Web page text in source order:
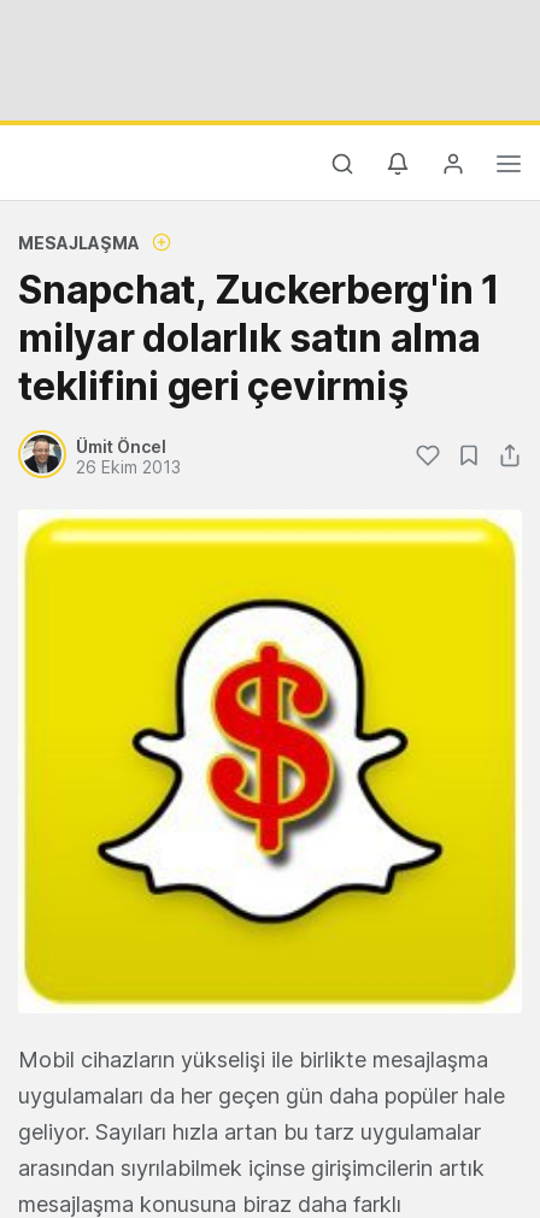
MESAJLAŞMA
Snapchat, Zuckerberg'in 1
milyar dolarlık satın alma
teklifini geri çevirmiş
Ümit Öncel
26 Ekim 2013
Mobil cihazların yükselişi ile birlikte mesajlaşma
uygulamaları da her geçen gün daha popüler hale
geliyor. Sayıları hızla artan bu tarz uygulamalar
arasından sıyrılabilmek içinse girişimcilerin artık
mesajlaşma konusuna biraz daha farklı